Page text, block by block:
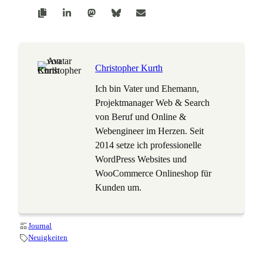
Christopher Kurth
Ich bin Vater und Ehemann,
Projektmanager Web & Search
von Beruf und Online &
Webengineer im Herzen. Seit
2014 setze ich professionelle
WordPress Websites und
WooCommerce Onlineshop für
Kunden um.
Journal
Neuigkeiten